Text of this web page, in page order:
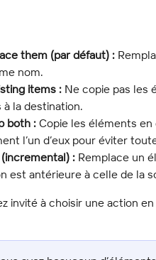
them (par défaut) :
nom.
items : Ne copie pas les
la destination.
both : Copie les éléments
l’un d’eux pour éviter
: Remplace un
est antérieure à celle de la
invité à choisir une action